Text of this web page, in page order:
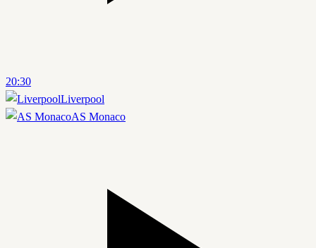
20:30
Liverpool
AS Monaco